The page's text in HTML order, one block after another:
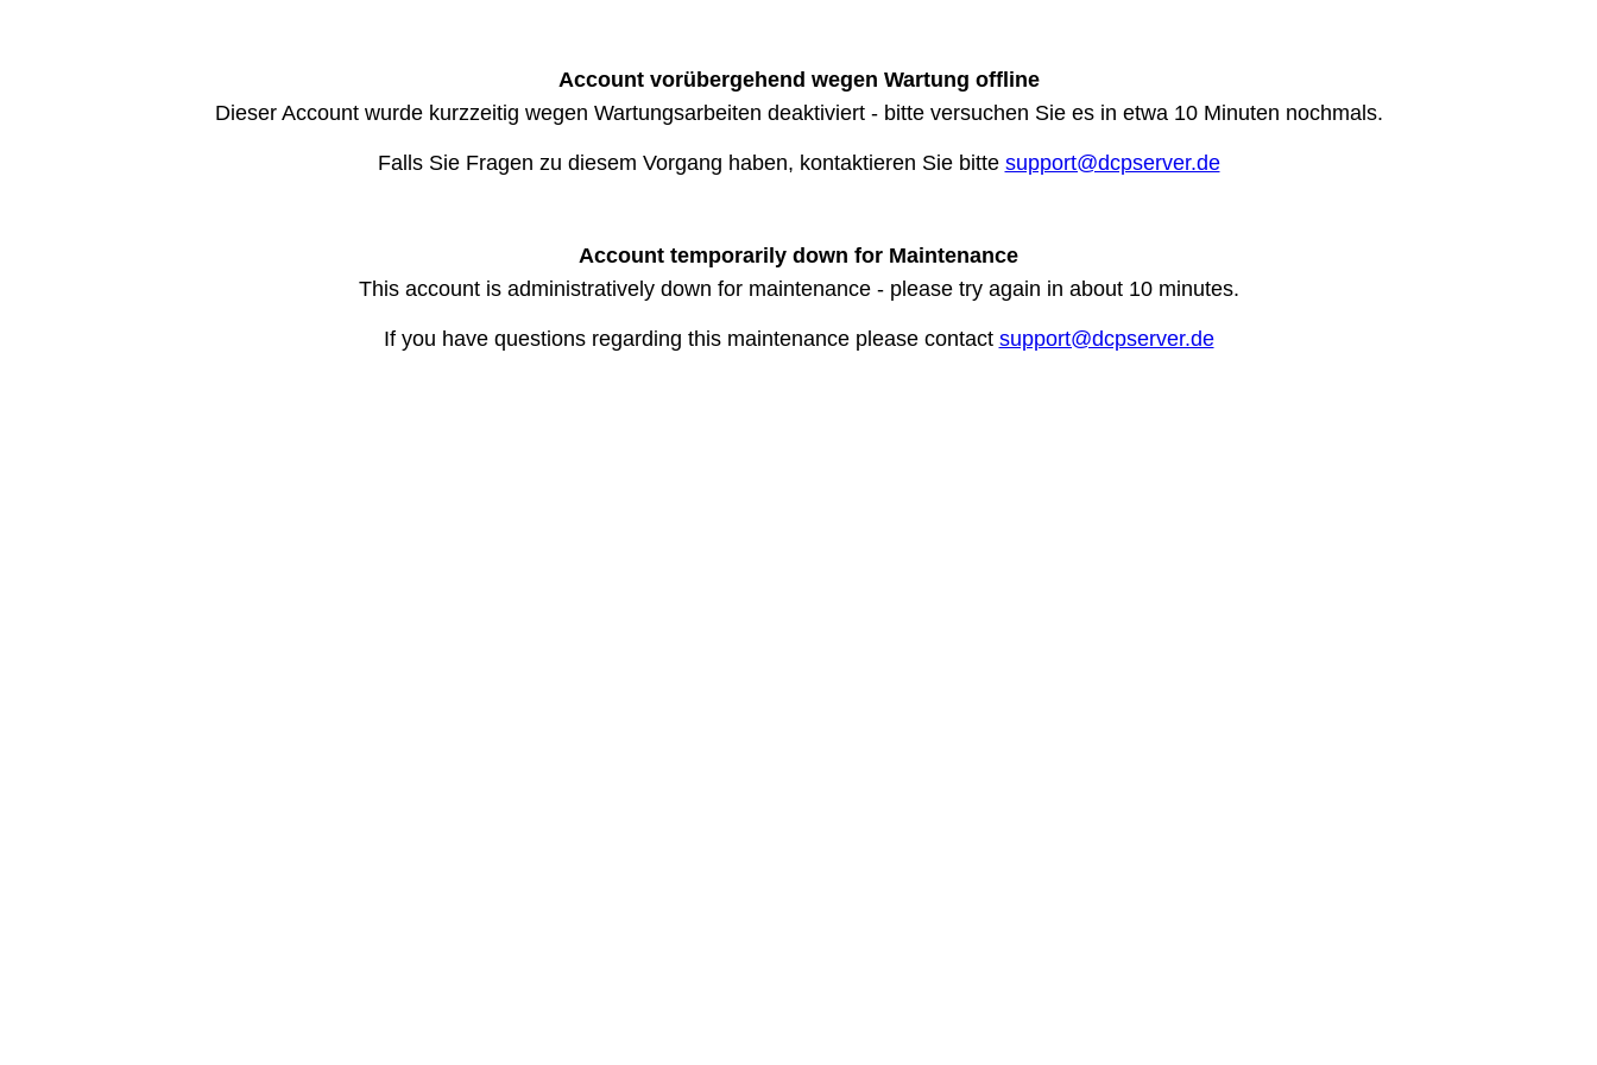
Account vorübergehend wegen Wartung offline
Dieser Account wurde kurzzeitig wegen Wartungsarbeiten deaktiviert - bitte versuchen Sie es in etwa 10 Minuten nochmals.
Falls Sie Fragen zu diesem Vorgang haben, kontaktieren Sie bitte support@dcpserver.de
Account temporarily down for Maintenance
This account is administratively down for maintenance - please try again in about 10 minutes.
If you have questions regarding this maintenance please contact support@dcpserver.de